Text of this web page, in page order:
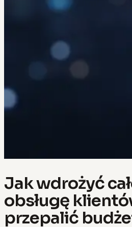
Jak wdrożyć
obsługę
przepalić